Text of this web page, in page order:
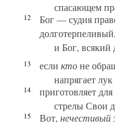
спасающем
12
Бог — судия
и Бог, всякий
13 если ктоне
напрягает
14
приготовляет
стрелы Свои
15 Вот, нечестивый